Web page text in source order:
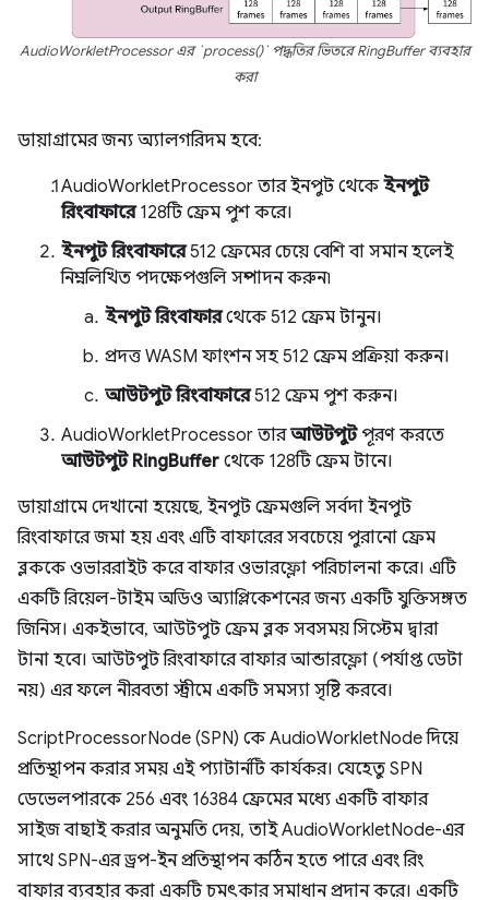
AudioWorkletProcessor এর `process()` পদ্ধতির ভিতরে RingBuffer ব্যবহার
করা
ডায়াগ্রামের জন্য অ্যালগরিদম হবে:
AudioWorkletProcessor তার ইনপুট থেকেইনপুট
রিংবাফারে128টি ফ্রেম পুশ করে।
ইনপুট রিংবাফারে512 ফ্রেমের চেয়ে বেশি বা সমান হলেই
নিম্নলিখিত পদক্ষেপগুলি সম্পাদন করুন৷
ইনপুট রিংবাফারথেকে 512 ফ্রেম টানুন।
প্রদত্ত WASM ফাংশন সহ 512 ফ্রেম প্রক্রিয়া করুন।
আউটপুট রিংবাফারে512 ফ্রেম পুশ করুন।
AudioWorkletProcessor তারআউটপুটপূরণ করতে
আউটপুট RingBuffer থেকে 128টি ফ্রেম টানে।
ডায়াগ্রামে দেখানো হয়েছে, ইনপুট ফ্রেমগুলি সর্বদা ইনপুট
রিংবাফারে জমা হয় এবং এটি বাফারের সবচেয়ে পুরানো ফ্রেম
ব্লককে ওভাররাইট করে বাফার ওভারফ্লো পরিচালনা করে। এটি
একটি রিয়েল-টাইম অডিও অ্যাপ্লিকেশনের জন্য একটি যুক্তিসঙ্গত
জিনিস। একইভাবে, আউটপুট ফ্রেম ব্লক সবসময় সিস্টেম দ্বারা
টানা হবে। আউটপুট রিংবাফারে বাফার আন্ডারফ্লো (পর্যাপ্ত ডেটা
নয়) এর ফলে নীরবতা স্ট্রীমে একটি সমস্যা সৃষ্টি করবে।
ScriptProcessorNode (SPN) কে AudioWorkletNode দিয়ে
প্রতিস্থাপন করার সময় এই প্যাটার্নটি কার্যকর। যেহেতু SPN
ডেভেলপারকে 256 এবং 16384 ফ্রেমের মধ্যে একটি বাফার
সাইজ বাছাই করার অনুমতি দেয়, তাই AudioWorkletNode-এর
সাথে SPN-এর ড্রপ-ইন প্রতিস্থাপন কঠিন হতে পারে এবং রিং
বাফার ব্যবহার করা একটি চমৎকার সমাধান প্রদান করে। একটি